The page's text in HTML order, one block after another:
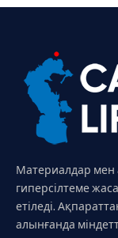
Материалдар мен
гиперсілтеме
етіледі.
алынғанда